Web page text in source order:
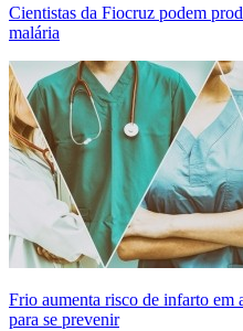
Cientistas da Fiocruz podem
malária
Frio aumenta risco de infarto em
para se prevenir